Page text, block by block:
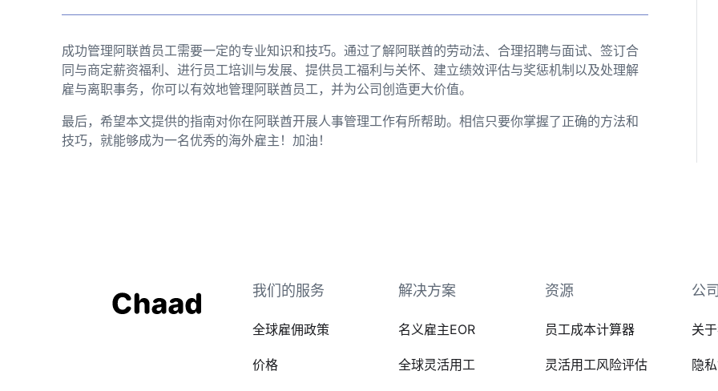
成功管理阿联酋员工需要一定的专业知识和技巧。通过了解阿联酋的劳动法、合理招聘与面试、签订合
同与商定薪资福利、进行员工培训与发展、提供员工福利与关怀、建立绩效评估与奖惩机制以及处理解
雇与离职事务，你可以有效地管理阿联酋员工，并为公司创造更大价值。
最后，希望本文提供的指南对你在阿联酋开展人事管理工作有所帮助。相信只要你掌握了正确的方法和
技巧，就能够成为一名优秀的海外雇主！加油！
我们的服务
全球雇佣政策
价格
解决方案
名义雇主EOR
全球灵活用工
资源
员工成本计算器
灵活用工风险评估
公
关
隐